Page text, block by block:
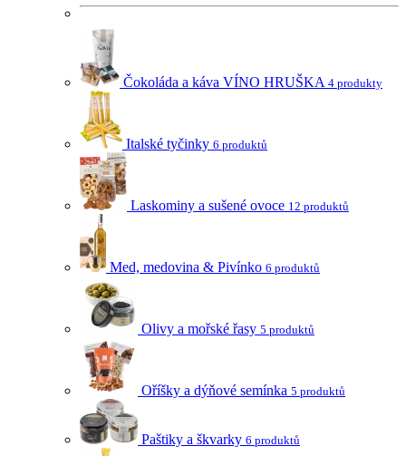
Čokoláda a káva VÍNO HRUŠKA 4 produkty
Italské tyčinky 6 produktů
Laskominy a sušené ovoce 12 produktů
Med, medovina & Pivínko 6 produktů
Olivy a mořské řasy 5 produktů
Oříšky a dýňové semínka 5 produktů
Paštiky a škvarky 6 produktů